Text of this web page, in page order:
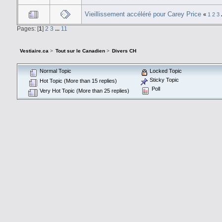
Vieillissement accéléré pour Carey Price« 1 2 3
Pages: [1] 2 3 ... 11
Vestiaire.ca > Tout sur le Canadien > Divers CH
Normal Topic
Hot Topic (More than 15 replies)
Very Hot Topic (More than 25 replies)
Locked Topic
Sticky Topic
Poll